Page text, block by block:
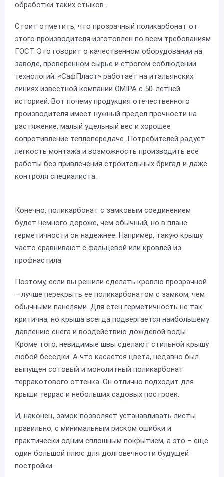
обработки таких стыков.
Стоит отметить, что прозрачный поликарбонат от
этого производителя изготовлен по всем требованиям
ГОСТ. Это говорит о качественном оборудовании на
заводе, проверенном сырье и строгом соблюдении
технологий. «СафПласт» работает на итальянских
линиях известной компании OMIPA с 50-летней
историей. Вот почему продукция отечественного
производителя имеет нужный предел прочности на
растяжение, малый удельный вес и хорошее
сопротивление теплопередаче. Потребителей радует
легкость монтажа и возможность производить все
работы без привлечения строительных бригад и даже
контроля специалиста.
Конечно, поликарбонат с замковым соединением
будет немного дороже, чем обычный, но в плане
герметичности он надежнее. Например, такую крышу
часто сравнивают с фальцевой или кровлей из
профнастила.
Поэтому, если вы решили сделать кровлю прозрачной
– лучше перекрыть ее поликарбонатом с замком, чем
обычными панелями. Для стен герметичность не так
критична, но крыша всегда подвергается наибольшему
давлению снега и воздействию дождевой воды.
Кроме того, невидимые швы сделают стильной крышу
любой беседки. А что касается цвета, недавно был
выпущен сотовый и монолитный поликарбонат
терракотового оттенка. Он отлично подходит для
крыши террас и небольших садовых построек.
И, наконец, замок позволяет устанавливать листы
правильно, с минимальным риском ошибки и
практически одним сплошным покрытием, а это – еще
один большой плюс для долговечности будущей
постройки.